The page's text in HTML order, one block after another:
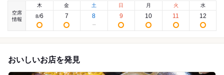
空席
情報
木
8/6
金
7
土
8
日
9
月
10
火
11
水
12
おいしいお店を発見